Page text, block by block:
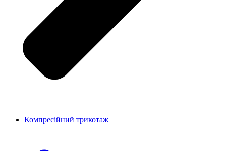
Компресійний трикотаж